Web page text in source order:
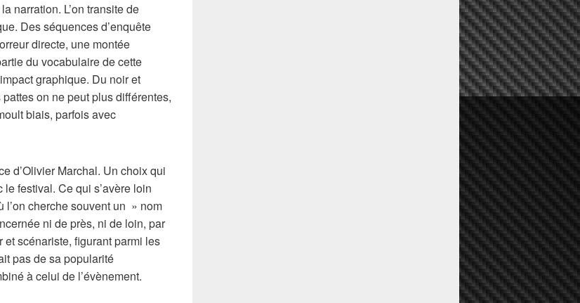
narration. L’on transite de
Des séquences d’enquête
directe, une montée
du vocabulaire de cette
graphique. Du noir et
on ne peut plus différentes,
biais, parfois avec
d’Olivier Marchal. Un choix qui
festival. Ce qui s’avère loin
l’on cherche souvent un » nom
ni de près, ni de loin, par
et scénariste, figurant parmi les
pas de sa popularité
à celui de l’évènement.